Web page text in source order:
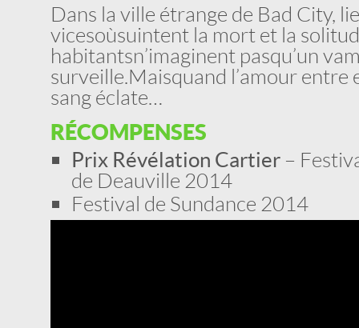
Dans la ville étrange de Bad City,
vices où suintent la mort et la
habitants n’imaginent pas qu’un
surveille. Maisquand l’amour entre
sang éclate…
RÉCOMPENSES
Prix Révélation Cartier –
de Deauville 2014
Festival de Sundance 2014